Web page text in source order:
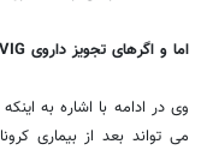
اما و اگرهای تجویز داروی IVIG برای برخی از مبتلایان به کرونا
وی در ادامه با اشاره به
می ‌تواند بعد از بیماری